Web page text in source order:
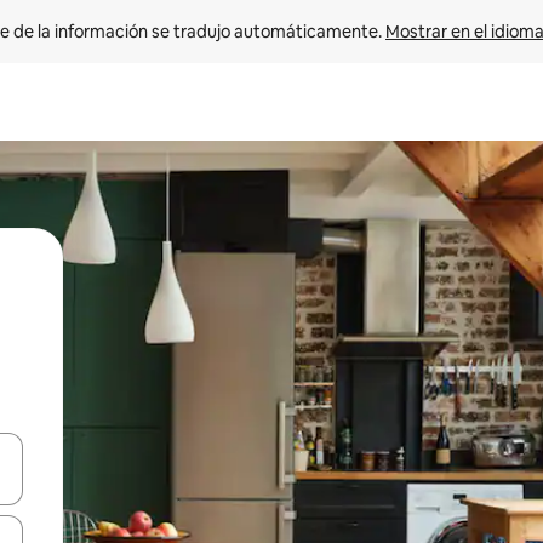
de la información se tradujo automáticamente. Mostrar en el
las teclas de flecha hacia arriba y hacia abajo o explora con el